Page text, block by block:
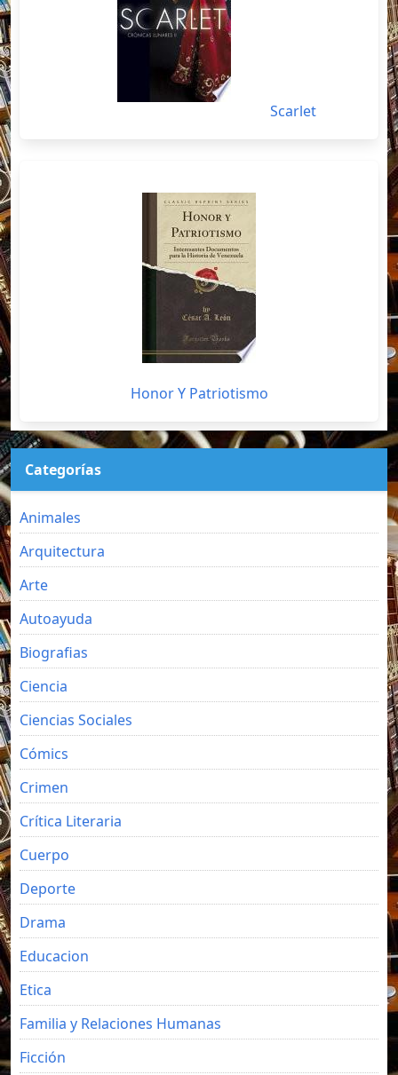
Scarlet
Honor Y Patriotismo
Categorías
Animales
Arquitectura
Arte
Autoayuda
Biografias
Ciencia
Ciencias Sociales
Cómics
Crimen
Crítica Literaria
Cuerpo
Deporte
Drama
Educacion
Etica
Familia y Relaciones Humanas
Ficción